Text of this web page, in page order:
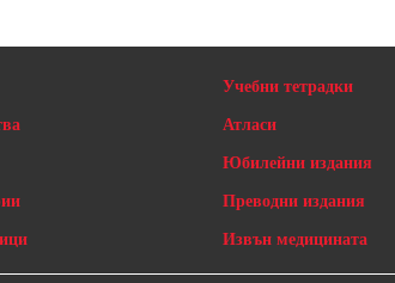
Учебни тетрадки
Атласи
Юбилейни издания
Преводни издания
Извън медицината